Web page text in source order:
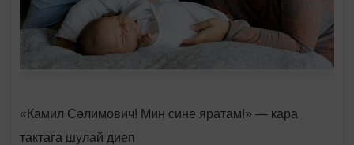
«Камил Сәлимович! Мин сине яратам!» — кара
тактага шулай диеп